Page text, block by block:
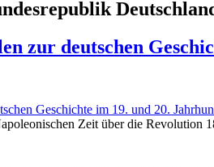
zur deutschen
Geschichte im 19. und 20.
Zeit über die Revolution